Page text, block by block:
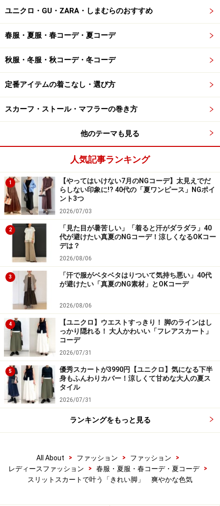
し！
※記事内容は執筆時点のものです。最新の内容をご確認くださ
い。
1/4
ユニクロ・GU・ZARA・しまむらのおすすめ
春服・夏服・春コーデ・夏コーデ
秋服・冬服・秋コーデ・冬コーデ
定番アイテムの着こなし・選び方
スカーフ・ストール・マフラーの巻き方
他のテーマも見る
人気記事ランキング
1
【やってはいけない7月のNGコーデ】太見えでだ
らしない印象に!? 40代の「夏ワンピース」NGポイ
ント3つ
2026/07/03
2
「見た目が暑苦しい」「着ると汗がダラダラ」40
代が避けたい真夏のNGコーデ！涼しくなるOKコー
デは？
2026/08/06
3
「汗で服がベタベタはりついて気持ち悪い」40代
が避けたい「真夏のNG素材」とOKコーデ
2026/08/06
4
【ユニクロ】ウエストすっきり！ 脚のラインはし
っかり隠れる！ 大人かわいい「フレアスカート」
コーデ
2026/07/31
5
優秀スカートが3990円【ユニクロ】気になる下半
身もふんわりカバー！涼しくて甘めな大人の夏ス
タイル
2026/07/31
ランキングをもっと見る
All About > ファッション > ファッション
>
レディースファッション
> 春服・夏服・春コーデ・夏コーデ
>
スリットスカートで叶う「きれい脚」 爽やかな色気